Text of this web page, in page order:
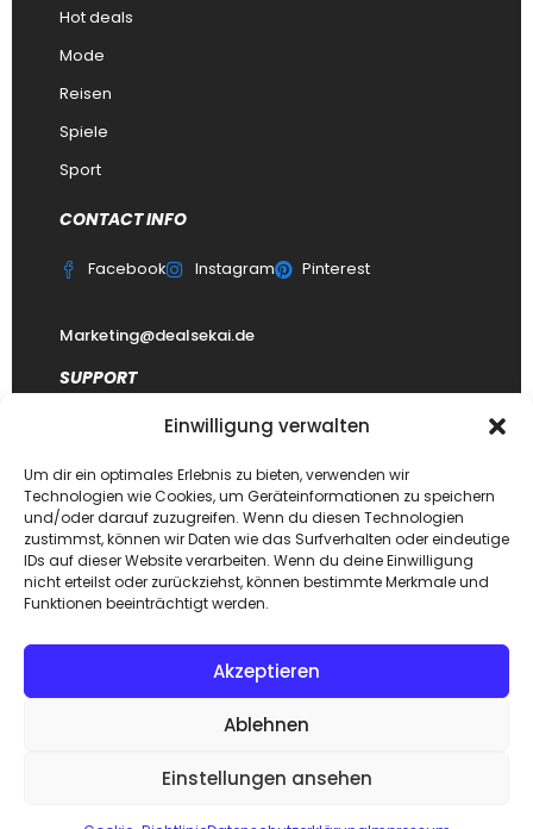
Einwilligung verwalten
Um dir ein optimales Erlebnis zu bieten, verwenden wir
Technologien wie Cookies, um Geräteinformationen zu speichern
und/oder darauf zuzugreifen. Wenn du diesen Technologien
zustimmst, können wir Daten wie das Surfverhalten oder eindeutige
IDs auf dieser Website verarbeiten. Wenn du deine Einwilligung
nicht erteilst oder zurückziehst, können bestimmte Merkmale und
Funktionen beeinträchtigt werden.
Akzeptieren
Ablehnen
Einstellungen ansehen
Hot deals
Mode
Reisen
Spiele
Sport
CONTACT INFO
Facebook Instagram Pinterest
Marketing@dealsekai.de
SUPPORT
datenschutzerklärung
Impressum
Haftungsausschluss
FAQ Dealsekai
Copyright © 2026. Designed byDealsekai